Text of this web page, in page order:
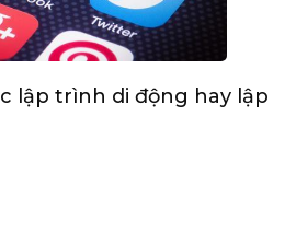
lập trình di động hay lập